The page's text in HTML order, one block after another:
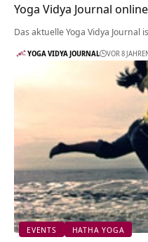
Yoga Vidya Journal
Das aktuelle Yoga Vidya
YOGA VIDYA JOURNAL VOR 8
EVENTS HATHA YOGA